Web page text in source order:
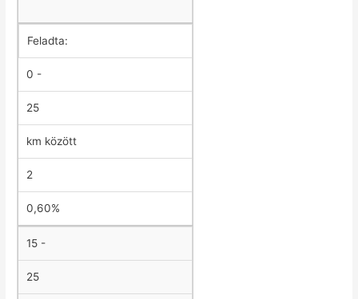
Feladta:
0 -
25
km között
2
0,60%
15 -
25